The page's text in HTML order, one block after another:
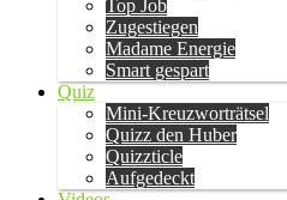
Top Job
Zugestiegen
Madame Energie
Smart gespart
Quiz
Mini-Kreuzworträtsel
Quizz den Huber
Quizzticle
Aufgedeckt